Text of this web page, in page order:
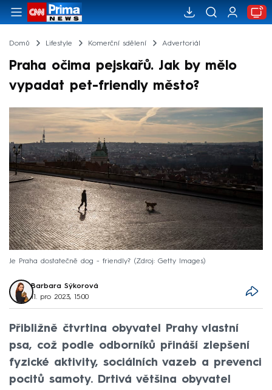
Domů Lifestyle Komerční sdělení Advertoriál
Praha očima pejskařů. Jak by mělo
vypadat pet-friendly město?
Je Praha dostatečně dog - friendly? Zdroj: Getty Images
Barbara Sýkorová
11. pro 2023, 15:00
Přibližně čtvrtina obyvatel Prahy vlastní
psa, což podle odborníků přináší zlepšení
fyzické aktivity, sociálních vazeb a prevenci
pocitů samoty. Drtivá většina obyvatel